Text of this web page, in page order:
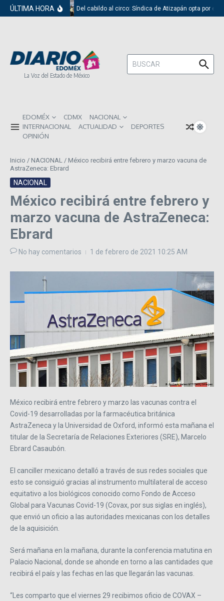
Saltar al contenido
ÚLTIMA HORA Del cabildo al circo: Síndica de Atizapán opta por el
La Voz del Estado de México
Buscar:
EDOMÉX CDMX
NACIONAL
INTERNACIONAL
ACTUALIDAD
DEPORTES
OPINIÓN
Inicio / NACIONAL / México recibirá entre febrero y marzo vacuna de
AstraZeneca: Ebrard
NACIONAL
México recibirá entre febrero y
marzo vacuna de AstraZeneca:
Ebrard
No hay comentarios 1 de febrero de 2021 10:25 AM
México recibirá entre febrero y marzo las vacunas contra el
Covid-19 desarrolladas por la farmacéutica británica
AstraZeneca y la Universidad de Oxford, informó esta mañana el
titular de la Secretaría de Relaciones Exteriores (SRE), Marcelo
Ebrard Casaubón.
El canciller mexicano detalló a través de sus redes sociales que
esto se consiguió gracias al instrumento multilateral de acceso
equitativo a los biológicos conocido como Fondo de Acceso
Global para Vacunas Covid-19 (Covax, por sus siglas en inglés),
que envió un oficio a las autoridades mexicanas con los detalles
de la aquisición.
Será mañana en la mañana, durante la conferencia matutina en
Palacio Nacional, donde se ahonde en torno a las cantidades que
recibirá el país y las fechas en las que llegarán las vacunas.
“Les comparto que el viernes 29 recibimos oficio de COVAX –